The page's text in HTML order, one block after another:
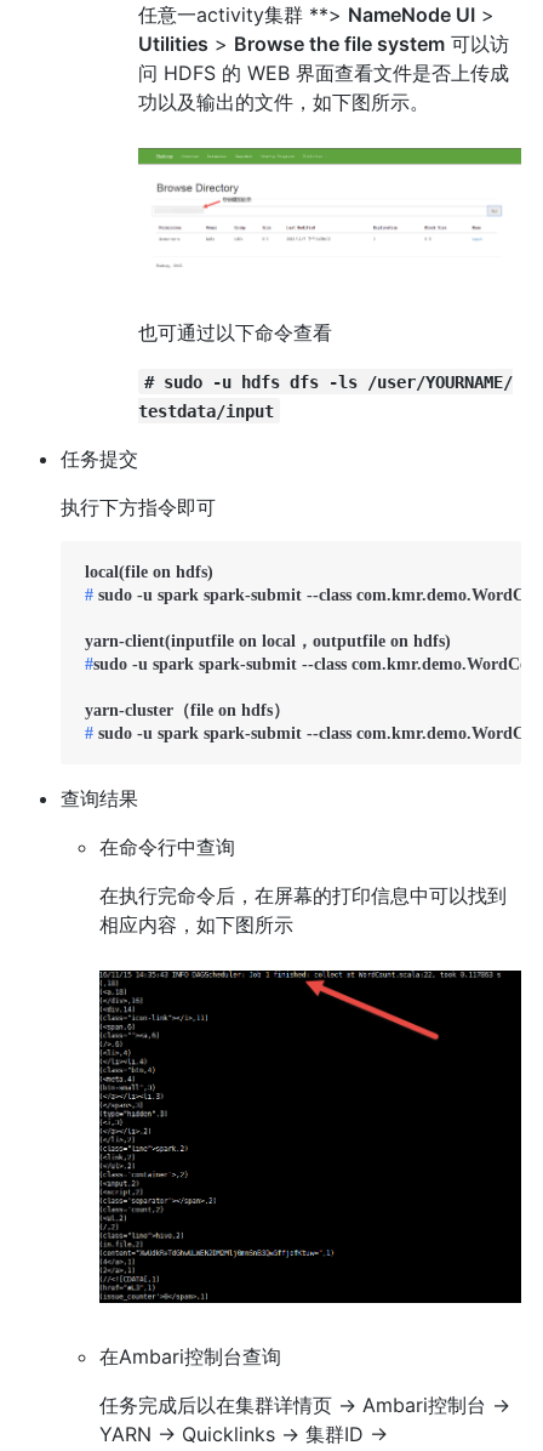
任意一activity集群 **> NameNode UI>
Utilities > Browse the file system可以访
问 HDFS 的 WEB 界面查看文件是否上传成
功以及输出的文件，如下图所示。
也可通过以下命令查看
# sudo -u hdfs dfs -ls /user/YOURNAME/
testdata/input
任务提交
执行下方指令即可
# sudo -u spark spark-submit --class
#sudo -u spark spark-submit --class
# sudo -u spark spark-submit --class
查询结果
在命令行中查询
在执行完命令后，在屏幕的打印信息中可以找到
相应内容，如下图所示
在Ambari控制台查询
任务完成后以在集群详情页 -> Ambari控制台 ->
YARN -> Quicklinks -> 集群ID ->